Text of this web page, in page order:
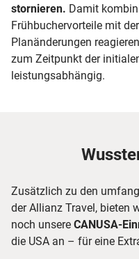
stornieren. Damit
Frühbuchervorteile mit
Planänderungen
zum Zeitpunkt der
leistungsabhängig.
Zusätzlich zu den
der Allianz Travel, bieten
noch unsere CANUSA-
die USA an – für eine